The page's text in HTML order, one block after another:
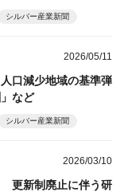
シルバー産業新聞
2026/05/11
口減少地域の基準弾
など
シルバー産業新聞
2026/03/10
更新制廃止に伴う研